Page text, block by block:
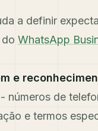
a definir
WhatsApp
e
números de
e termos